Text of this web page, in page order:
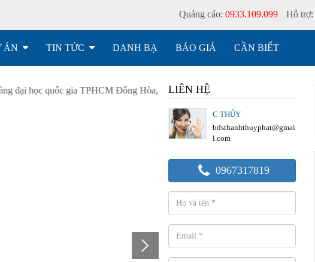
Quảng cáo: 0933.109.099 Hỗ trợ:
ÁN TIN TỨC DANH BẠ BÁO GIÁ CẦN BIẾT
LIÊN HỆ
C THỦY
bdsthanhthuyphat@gmai
l.com
0967317819